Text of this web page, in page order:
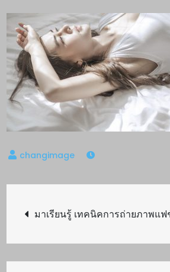
Post
navigation
มาเรียนรู้ เทคนิคการถ่ายภาพแ